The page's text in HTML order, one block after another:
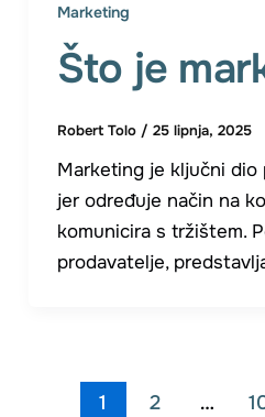
Marketing
Što je
Robert Tolo / 25 lipnja, 2025
Marketing je ključni
jer određuje način na
komunicira s tržištem.
prodavatelje,
1 2 …